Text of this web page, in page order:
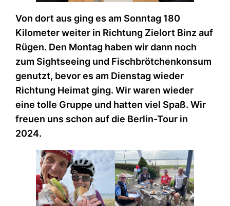
Von dort aus ging es am Sonntag 180
Kilometer weiter in Richtung Zielort Binz auf
Rügen. Den Montag haben wir dann noch
zum Sightseeing und Fischbrötchenkonsum
genutzt, bevor es am Dienstag wieder
Richtung Heimat ging. Wir waren wieder
eine tolle Gruppe und hatten viel Spaß. Wir
freuen uns schon auf die Berlin-Tour in
2024.